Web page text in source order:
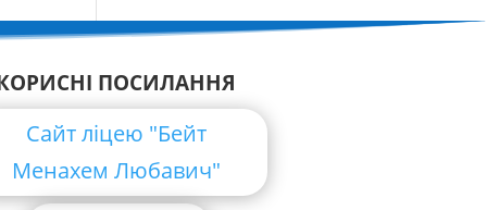
ПОСИЛАННЯ
Сайт ліцею "Бейт
Менахем Любавич"